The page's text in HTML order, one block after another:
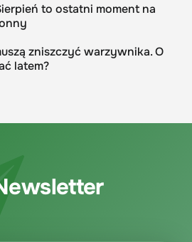
to ostatni moment na
zniszczyć warzywnika. O
latem?